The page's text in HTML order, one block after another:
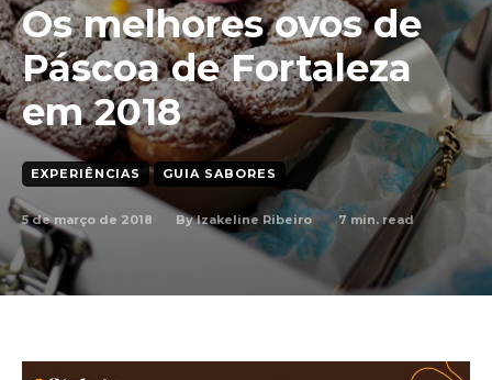
Os melhores ovos de
Páscoa de Fortaleza
em 2018
EXPERIÊNCIAS GUIA SABORES
5 de março de 2018 By Izakeline Ribeiro 7 min. read